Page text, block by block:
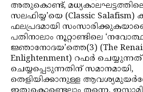
അതുകൊണ്ട്,
സലഫിയ്യ’യെ (Classic Salafism)
ഫലപ്രദമായി
പതിനാലാം നൂറ്റാണ്ടിലെ
ജ്ഞാനോദയ’ത്തെ(3) (The
Enlightenment) റഫര്‍
ചെയ്യപ്പെടുന്നതിന് സമാനമായി,
തെളിയിക്കാനുള്ള